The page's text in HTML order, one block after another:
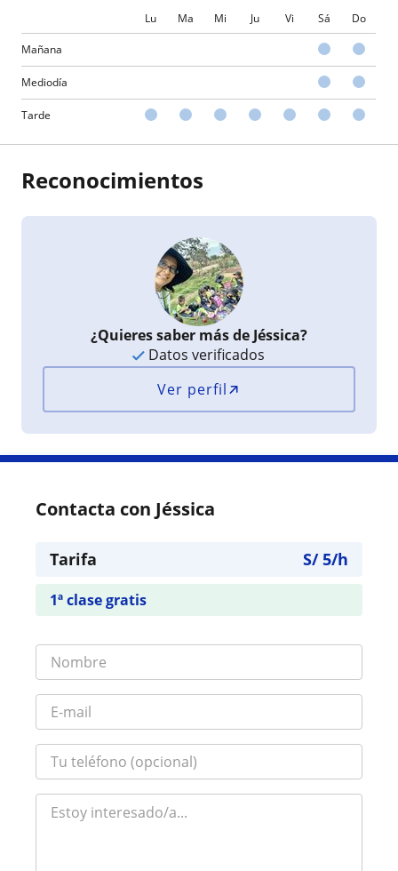
Lu Ma Mi Ju Vi Sá Do
Mañana
Mediodía
Tarde
Reconocimientos
¿Quieres saber más de Jéssica?
Datos verificados
Ver perfil
Contacta con Jéssica
Tarifa S/5/h
1ª clase gratis